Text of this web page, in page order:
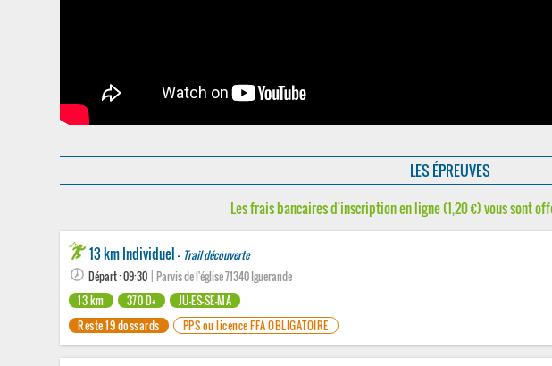
LES ÉPREUVES
Les frais bancaires d'inscription en ligne (1,20 €) vous sont
13 km Individuel - Trail découverte
Départ : 09:30 | Parvis de l'église 71340 Iguerande
13 km
370 D+
JU-ES-SE-MA
Reste 19 dossards
PPS ou licence FFA OBLIGATOIRE